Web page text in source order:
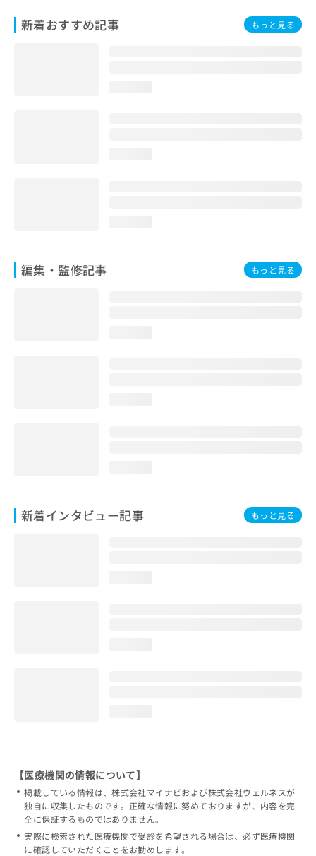
新着おすすめ記事 もっと見る
編集・監修記事 もっと見る
新着インタビュー記事 もっと見る
問
【医療機関の情報について】
掲載している情報は、株式会社マイナビおよび株式会社ウェルネスが
独自に収集したものです。正確な情報に努めておりますが、内容を完
全に保証するものではありません。
実際に検索された医療機関で受診を希望される場合は、必ず医療機関
に確認していただくことをお勧めします。